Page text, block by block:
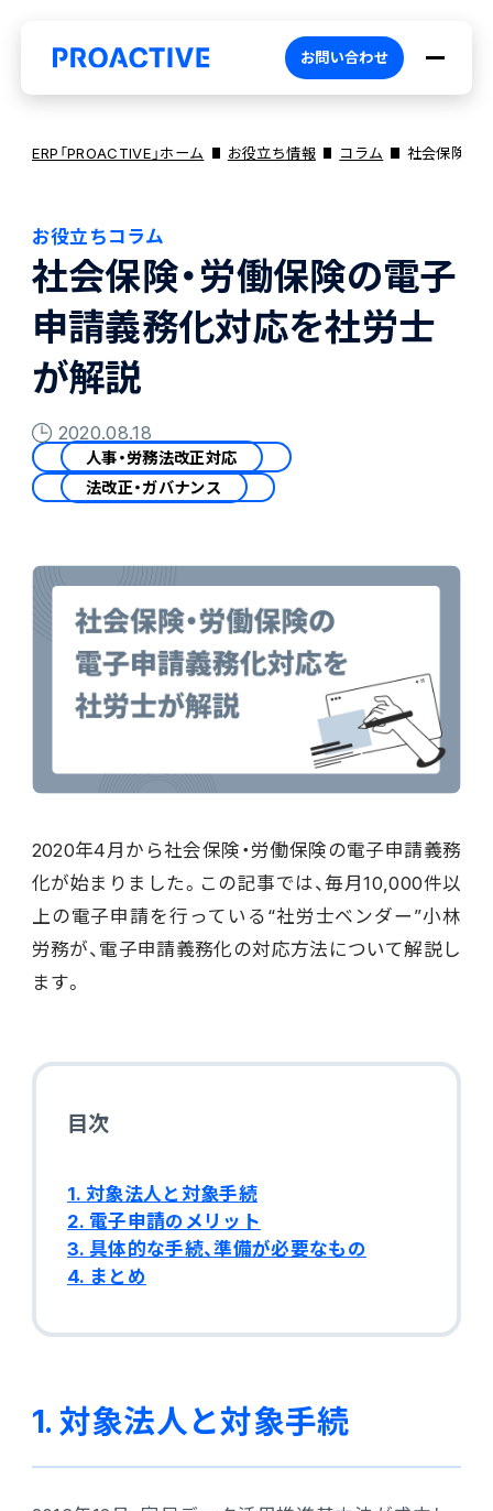
PROACTIVEとは
特長・選ばれる理由
PROACTIVE AI
ATWILL Platform
プロダクト
会計
管理会計
債権管理
手形管理
固定資産管理
リース資産管理
「CO×COカルテ（ココカルテ）」
人事・給与
給与
健康経営支援サービス
「Uwell（ユーウェル）」
業務特化型オファリング
会計 PROACTIVE Finance
人事・給与 PROACTIVE People
販売管理 PROACTIVE Sales
卸売・商社 PROACTIVE Wholesale & Trade
お役立ち情報
資料ダウンロード
よくあるご質問
コラム
特集記事
ニュース・トピックス
製品関連動画
お問い合わせ
ERP「PROACTIVE」ホーム お役立ち情報 コラム 社会保険・
お役立ちコラム
社会保険・労働保険の電子
申請義務化対応を社労士
が解説
2020.08.18
人事・労務法改正対応
法改正・ガバナンス
2020年4月から社会保険・労働保険の電子申請義務
化が始まりました。この記事では、毎月10,000件以
上の電子申請を行っている“社労士ベンダー”小林
労務が、電子申請義務化の対応方法について解説し
ます。
目次
1. 対象法人と対象手続
2. 電子申請のメリット
3. 具体的な手続、準備が必要なもの
4. まとめ
1. 対象法人と対象手続